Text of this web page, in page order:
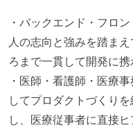
・バックエンド・フロ
人の志向と強みを踏ま
ろまで一貫して開発に
・医師・看護師・医療
してプロダクトづくり
し、医療従事者に直接